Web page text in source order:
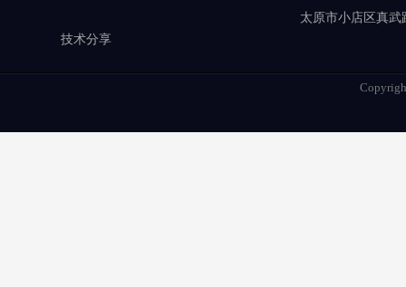
技术分享
太原市小店区真武